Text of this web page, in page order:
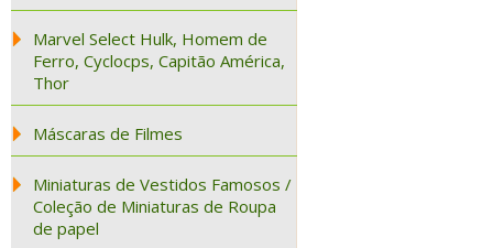
Marvel Select Hulk, Homem de
Ferro, Cyclocps, Capitão América,
Thor
Máscaras de Filmes
Miniaturas de Vestidos Famosos /
Coleção de Miniaturas de Roupa
de papel